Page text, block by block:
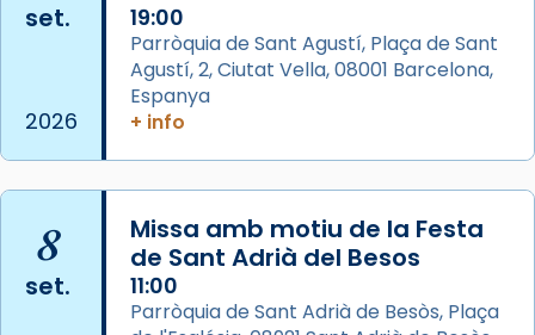
partir de l’Edat Mitjana sorgeix la tradició
que les santes Juliana (“relatiu a Júlia”) i
Semproniana (“relatiu a Semprònia =
eterna”) són deixebles seves. I l’any 1667, el
frare Joan Gaspar Roig, afirma en una obra
que les santes són filles de l’antiga Iluro.
Mataró en reivindicarà les relíquies fins que
les aconseguirà el 1772. L’ofici que es canta
a la “Missa de les Santes” (“Missa de
Glòria”) fou composta el 1848 per Mn.
Manuel Blanch, amb aire d’òpera
set.
2026
19:00
Parròquia de Sant Agustí, Plaça de Sant
Agustí, 2, Ciutat Vella, 08001 Barcelona,
Espanya
+ info
8
set.
Missa amb motiu de la Festa
de Sant Adrià del Besos
11:00
Parròquia de Sant Adrià de Besòs, Plaça